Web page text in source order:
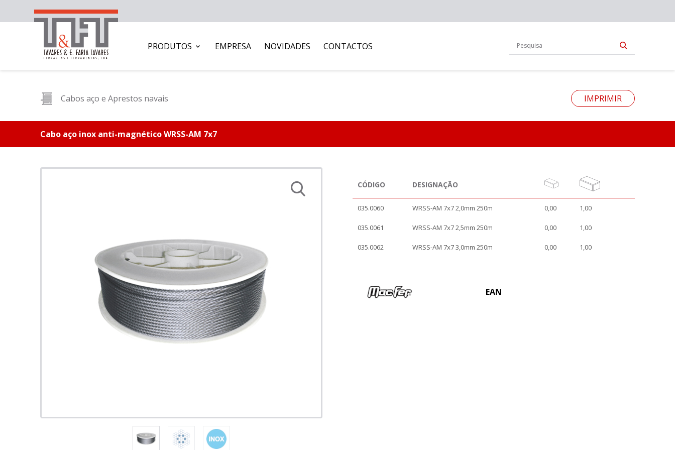
PRODUTOS EMPRESA NOVIDADES CONTACTOS
Cabos aço e Aprestos navais IMPRIMIR
Cabo aço inox anti-magnético WRSS-AM 7x7
CÓDIGO DESIGNAÇÃO
035.0060 WRSS-AM 7x7 2,0mm 250m 0,00 1,00
035.0061 WRSS-AM 7x7 2,5mm 250m 0,00 1,00
035.0062 WRSS-AM 7x7 3,0mm 250m 0,00 1,00
EAN